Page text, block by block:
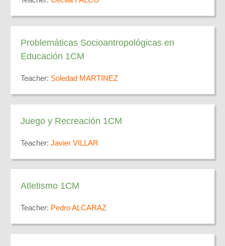
Problemáticas Socioantropológicas en
Educación 1CM
Teacher: Soledad MARTINEZ
Juego y Recreación 1CM
Teacher: Javier VILLAR
Atletismo 1CM
Teacher: Pedro ALCARAZ